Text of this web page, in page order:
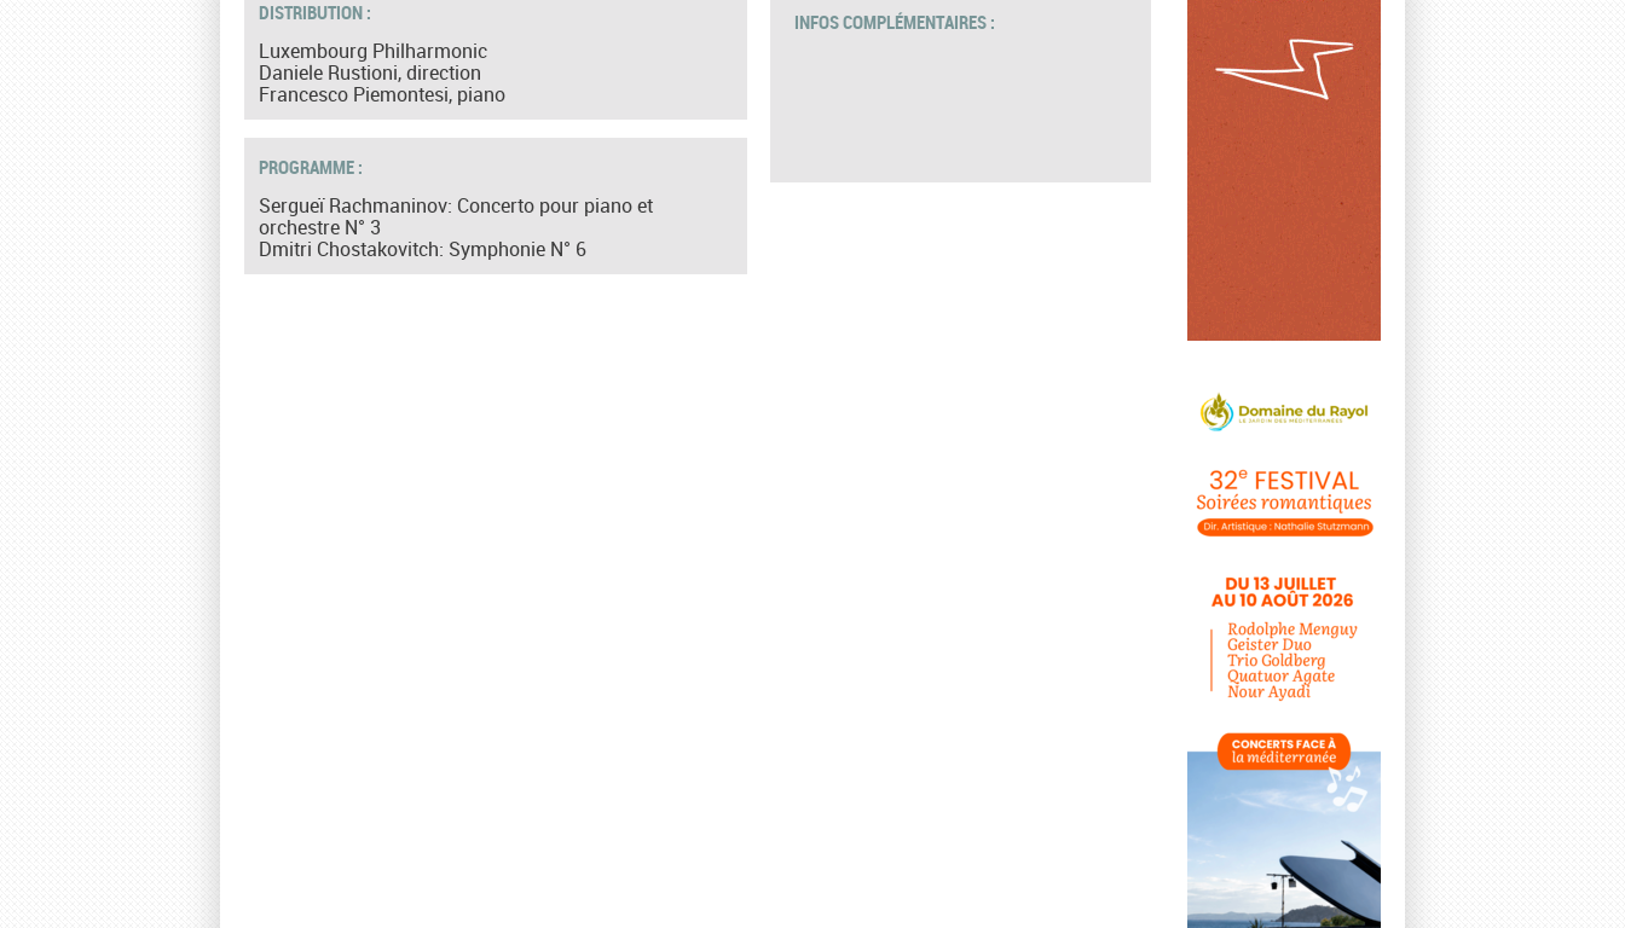
DISTRIBUTION :
Luxembourg Philharmonic
Daniele Rustioni, direction
Francesco Piemontesi, piano
PROGRAMME :
Sergueï Rachmaninov: Concerto pour piano et
orchestre N° 3
Dmitri Chostakovitch: Symphonie N° 6
INFOS COMPLÉMENTAIRES :